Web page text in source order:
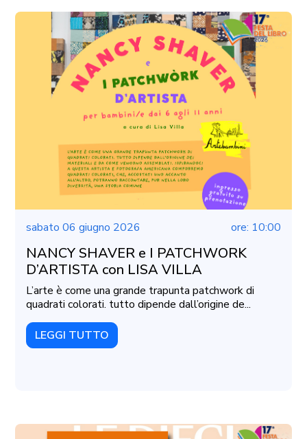
sabato 06 giugno 2026 ore: 10:00
NANCY SHAVER e I PATCHWORK
D’ARTISTA con LISA VILLA
L’arte è come una grande trapunta patchwork di
quadrati colorati. tutto dipende dall’origine de...
LEGGI TUTTO